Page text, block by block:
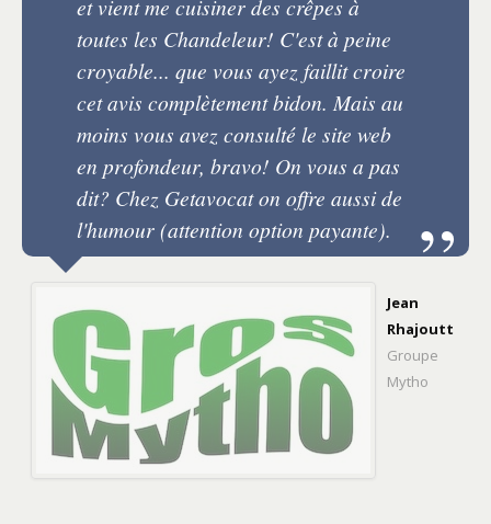
et vient me cuisiner des crêpes à
toutes les Chandeleur! C'est à peine
croyable... que vous ayez faillit croire
cet avis complètement bidon. Mais au
moins vous avez consulté le site web
en profondeur, bravo! On vous a pas
dit? Chez Getavocat on offre aussi de
l'humour (attention option payante).
Jean
Rhajoutt
Groupe
Mytho